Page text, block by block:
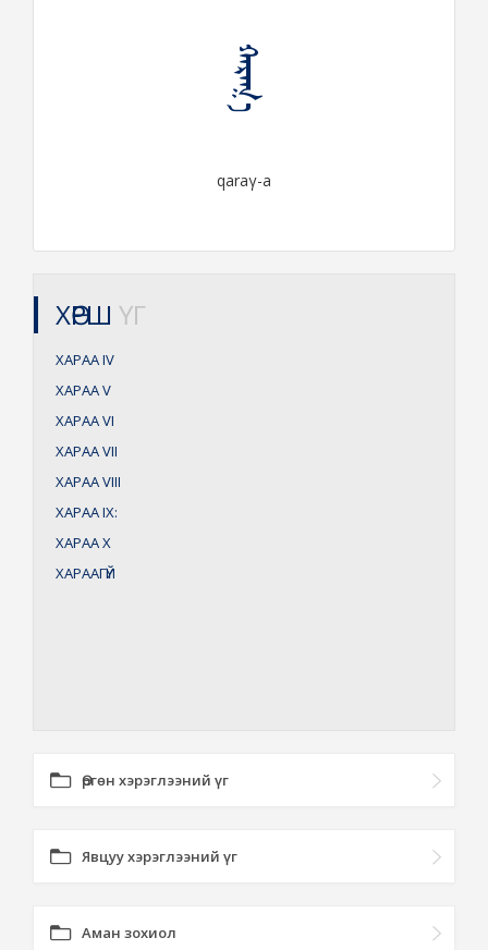
ᠬᠠᠷᠠᠭ᠎ᠠ
qaraγ-a
ХӨРШ ҮГ
ХАРААIV
ХАРААV
ХАРААVI
ХАРААVII
ХАРААVIII
ХАРААIX:
ХАРААX
ХАРААГҮЙ
Өргөн хэрэглээний үг
Явцуу хэрэглээний үг
Аман зохиол